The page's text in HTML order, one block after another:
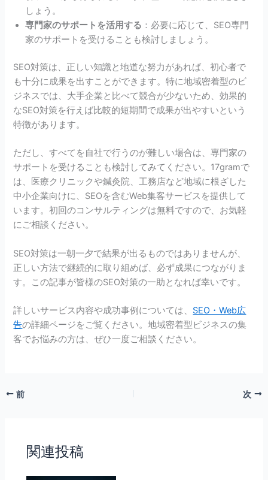
しょう。
専門家のサポートを活用する ：必要に応じて、SEO専門
家のサポートを受けることも検討しましょう。
SEO対策は、正しい知識と地道な努力があれば、初心者で
も十分に成果を出すことができます。特に地域密着型のビ
ジネスでは、大手企業と比べて競合が少ないため、効果的
なSEO対策を行えば比較的短期間で成果が出やすいという
特徴があります。
ただし、すべてを自社で行うのが難しい場合は、専門家の
サポートを受けることも検討してみてください。17gramで
は、医療クリニックや鍼灸院、工務店など地域に根ざした
中小企業向けに、SEOを含むWeb集客サービスを提供して
います。初回のコンサルティングは無料ですので、お気軽
にご相談ください。
SEO対策は一朝一夕で結果が出るものではありませんが、
正しい方法で継続的に取り組めば、必ず成果につながりま
す。この記事が皆様のSEO対策の一助となれば幸いです。
詳しいサービス内容や成功事例については、 SEO・Web広
告の詳細ページをご覧ください。地域密着型ビジネスの集
客でお悩みの方は、ぜひ一度ご相談ください。
前 次
関連投稿